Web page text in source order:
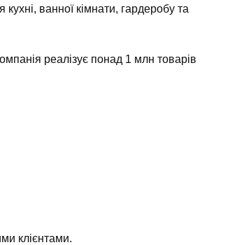
ванної кімнати, гардеробу та
реалізує понад 1 млн товарів
клієнтами.